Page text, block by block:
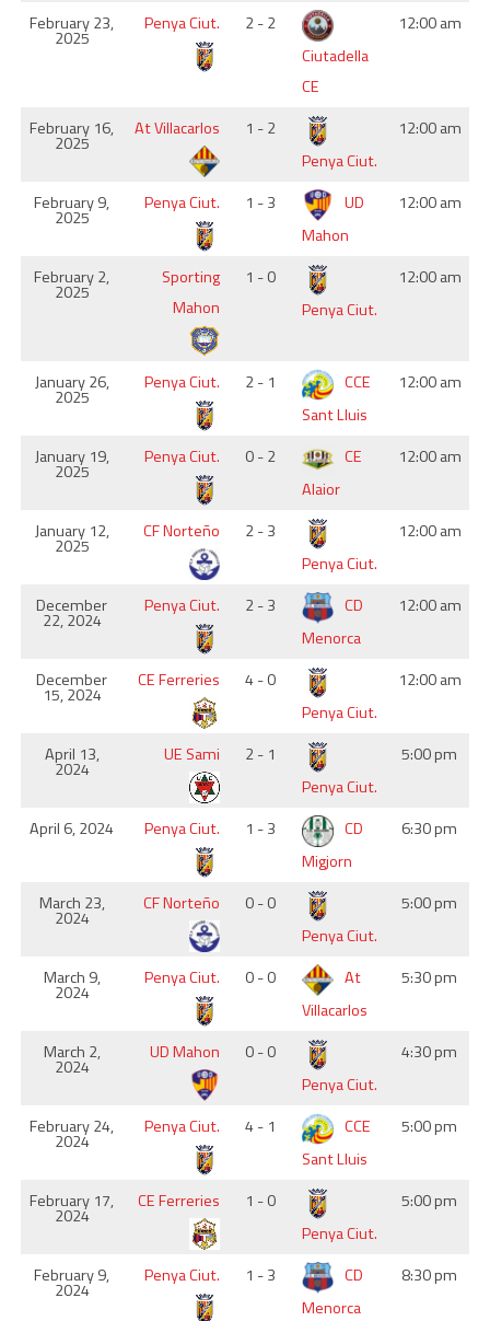
February 23,
2025
Penya Ciut.
2 - 2
Ciutadella
CE
12:00 am
February 16,
2025
At Villacarlos
1 - 2
Penya Ciut.
12:00 am
February 9,
2025
Penya Ciut. 1 - 3
UD
Mahon
12:00 am
February 2,
2025
Sporting
Mahon
1 - 0
Penya Ciut.
12:00 am
January 26,
2025
Penya Ciut. 2 - 1
CCE
Sant Lluis
12:00 am
January 19,
2025
Penya Ciut. 0 - 2
CE
Alaior
12:00 am
January 12,
2025
CF Norteño
2 - 3
Penya Ciut.
12:00 am
December
22, 2024
Penya Ciut. 2 - 3
CD
Menorca
12:00 am
December
15, 2024
CE Ferreries
4 - 0
Penya Ciut.
12:00 am
April 13,
2024
UE Sami
2 - 1
Penya Ciut.
5:00 pm
April 6, 2024 Penya Ciut. 1 - 3
CD
Migjorn
6:30 pm
March 23,
2024
CF Norteño
0 - 0
Penya Ciut.
5:00 pm
March 9,
2024
Penya Ciut. 0 - 0
At
Villacarlos
5:30 pm
March 2,
2024
UD Mahon
0 - 0
Penya Ciut.
4:30 pm
February 24,
2024
Penya Ciut. 4 - 1
CCE
Sant Lluis
5:00 pm
February 17,
2024
CE Ferreries
1 - 0
Penya Ciut.
5:00 pm
February 9,
2024
Penya Ciut. 1 - 3
CD
Menorca
8:30 pm